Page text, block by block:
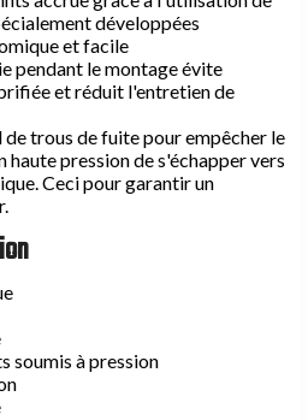
développées
et facile
pendant le montage évite
et réduit l'entretien de
de trous de fuite pour empêcher le
haute pression de s'échapper vers
Ceci pour garantir un
soumis à pression